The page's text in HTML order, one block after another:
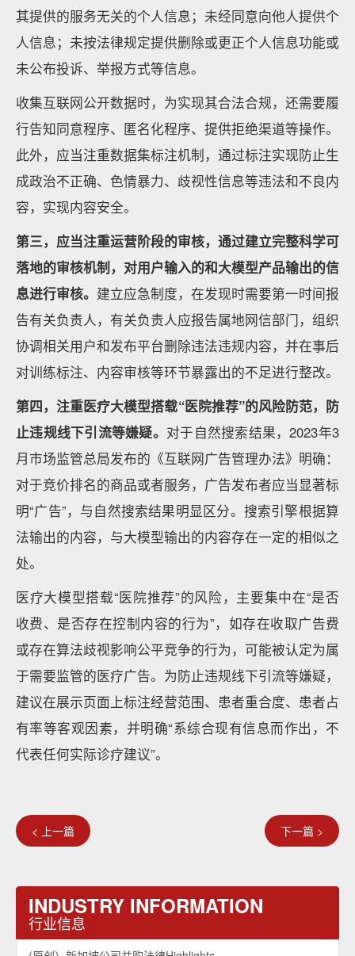
其提供的服务无关的个人信息；未经同意向他人提供个
人信息；未按法律规定提供删除或更正个人信息功能或
未公布投诉、举报方式等信息。
收集互联网公开数据时，为实现其合法合规，还需要履
行告知同意程序、匿名化程序、提供拒绝渠道等操作。
此外，应当注重数据集标注机制，通过标注实现防止生
成政治不正确、色情暴力、歧视性信息等违法和不良内
容，实现内容安全。
第三，应当注重运营阶段的审核，通过建立完整科学可
落地的审核机制，对用户输入的和大模型产品输出的信
息进行审核。 建立应急制度，在发现时需要第一时间报
告有关负责人，有关负责人应报告属地网信部门，组织
协调相关用户和发布平台删除违法违规内容，并在事后
对训练标注、内容审核等环节暴露出的不足进行整改。
第四，注重医疗大模型搭载“医院推荐”的风险防范，防
止违规线下引流等嫌疑。 对于自然搜索结果，2023年3
月市场监管总局发布的《互联网广告管理办法》明确：
对于竞价排名的商品或者服务，广告发布者应当显著标
明“广告”，与自然搜索结果明显区分。搜索引擎根据算
法输出的内容，与大模型输出的内容存在一定的相似之
处。
医疗大模型搭载“医院推荐”的风险，主要集中在“是否
收费、是否存在控制内容的行为”，如存在收取广告费
或存在算法歧视影响公平竞争的行为，可能被认定为属
于需要监管的医疗广告。为防止违规线下引流等嫌疑，
建议在展示页面上标注经营范围、患者重合度、患者占
有率等客观因素，并明确“系综合现有信息而作出，不
代表任何实际诊疗建议”。
< 上一篇 下一篇 >
INDUSTRY INFORMATION
行业信息